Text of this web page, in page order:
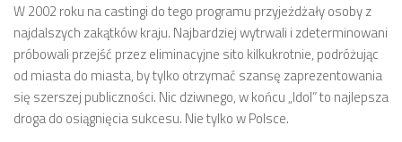
W 2002 roku na castingi do tego programu przyjeżdżały osoby z
najdalszych zakątków kraju. Najbardziej wytrwali i zdeterminowani
próbowali przejść przez eliminacyjne sito kilkukrotnie, podróżując
od miasta do miasta, by tylko otrzymać szansę zaprezentowania
się szerszej publiczności. Nic dziwnego, w końcu „Idol” to najlepsza
droga do osiągnięcia sukcesu. Nie tylko w Polsce.